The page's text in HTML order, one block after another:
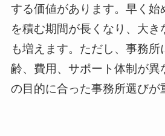
する価値があります。早く始
を積む期間が長くなり、大き
も増えます。ただし、事務所
齢、費用、サポート体制が異
の目的に合った事務所選びが